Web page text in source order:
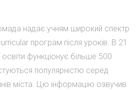
надає учням широкий спектр
програм після уроків. В 21
освіти функціонує більше 500
популярністю серед
міста. Цю інформацію озвучив